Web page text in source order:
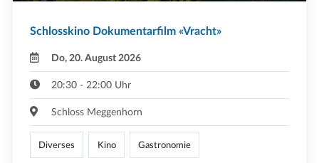
Schlosskino Dokumentarfilm «Vracht»
Do, 20. August 2026
20:30 - 22:00 Uhr
Schloss Meggenhorn
Diverses Kino Gastronomie